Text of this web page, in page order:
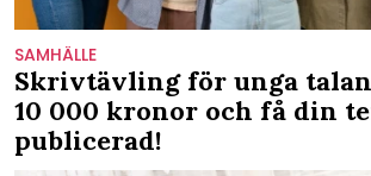
SAMHÄLLE
Skrivtävling för unga
10 000 kronor och få din
publicerad!